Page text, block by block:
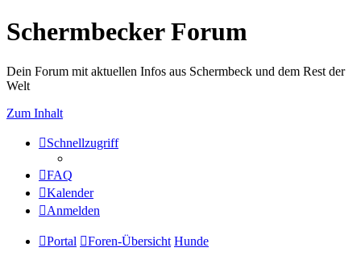
Schermbecker Forum
Dein Forum mit aktuellen Infos aus Schermbeck und dem Rest der
Welt
Zum Inhalt
Schnellzugriff
FAQ
Kalender
Anmelden
Portal Foren-Übersicht Hunde